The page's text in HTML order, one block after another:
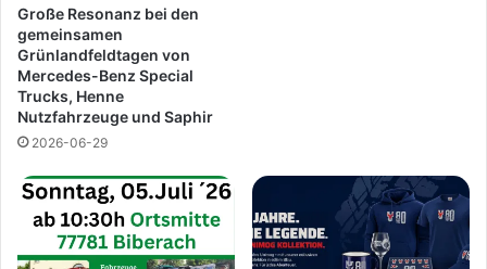
g
e
n
a
u
i
n
o
s
n
g
e
n
-
S
c
w
n
Große Resonanz bei den
gemeinsamen
Grünlandfeldtagen von
Mercedes-Benz Special
Trucks, Henne
Nutzfahrzeuge und Saphir
2026-06-29